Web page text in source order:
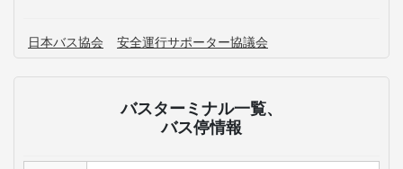
日本バス協会 安全運行サポーター協議会
バスターミナル一覧、
バス停情報